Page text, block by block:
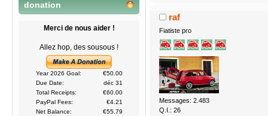
donation
Merci de nous aider !
Allez hop, des sousous !
Year 2026 Goal:
€50.00
Due Date:
déc 31
Total Receipts:
€60.00
PayPal Fees:
€4.21
Net Balance:
€55.79
raf
Fiatiste pro
Messages: 2.483
Q.I.: 26